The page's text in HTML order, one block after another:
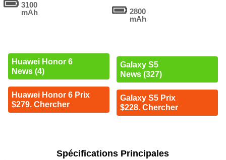
3100
mAh
Huawei Honor 6
News (4)
Huawei Honor 6 Prix
$279. Chercher
2800
mAh
Galaxy S5
News (327)
Galaxy S5 Prix
$228. Chercher
Spécifications Principales